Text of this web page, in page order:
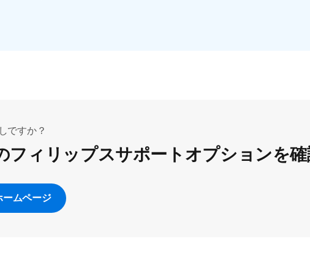
ですか？
フィリップスサポートオプションを
ームページ